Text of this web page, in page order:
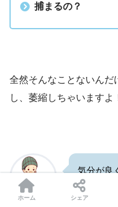
捕まるの？
全然そんなことないんだ
し、萎縮しちゃいますよ
気分が良
ホーム シェア